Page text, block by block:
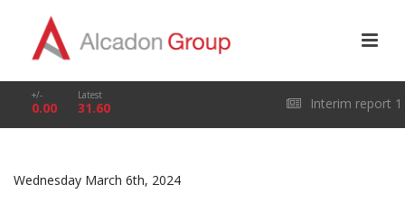
+/-
0.00
Latest
31.60 Interim report 1
Wednesday March 6th, 2024